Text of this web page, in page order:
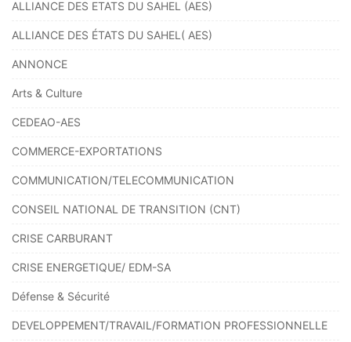
ALLIANCE DES ETATS DU SAHEL (AES)
ALLIANCE DES ÉTATS DU SAHEL( AES)
ANNONCE
Arts & Culture
CEDEAO-AES
COMMERCE-EXPORTATIONS
COMMUNICATION/TELECOMMUNICATION
CONSEIL NATIONAL DE TRANSITION (CNT)
CRISE CARBURANT
CRISE ENERGETIQUE/ EDM-SA
Défense & Sécurité
DEVELOPPEMENT/TRAVAIL/FORMATION PROFESSIONNELLE